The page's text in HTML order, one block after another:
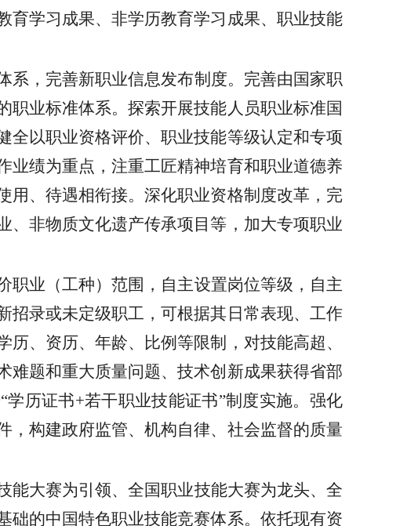
育学习成果、非学历教育学习成果、职业技能
系，完善新职业信息发布制度。完善由国家职
业标准体系。探索开展技能人员职业标准国
全以职业资格评价、职业技能等级认定和专项
业绩为重点，注重工匠精神培育和职业道德养
用、待遇相衔接。深化职业资格制度改革，完
、非物质文化遗产传承项目等，加大专项职业
职业（工种）范围，自主设置岗位等级，自主
招录或未定级职工，可根据其日常表现、工作
、资历、年龄、比例等限制，对技能高超、
难题和重大质量问题、技术创新成果获得省部
历证书+若干职业技能证书”制度实施。强化
，构建政府监管、机构自律、社会监督的质量
能大赛为引领、全国职业技能大赛为龙头、全
础的中国特色职业技能竞赛体系。依托现有资